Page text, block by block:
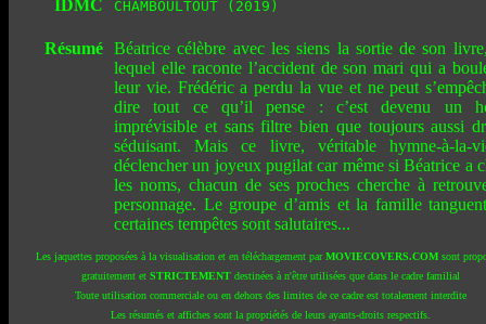
IDMC CHAMBOULTOUT (2019)
Résumé Béatrice célèbre avec les siens la sortie de son
lequel elle raconte l’accident de son mari qui a
leur vie. Frédéric a perdu la vue et ne peut
dire tout ce qu’il pense : c’est devenu un
imprévisible et sans filtre bien que toujours aussi
séduisant. Mais ce livre, véritable hymne-à-la-
déclencher un joyeux pugilat car même si Béatrice a
les noms, chacun de ses proches cherche à
personnage. Le groupe d’amis et la famille
certaines tempêtes sont salutaires...
Les jaquettes proposées à la visualisation et en téléchargement parMOVIECOVERS.COMsont
gratuitement et STRICTEMENTdestinées à n'être utilisées que dans le cadre familial
Toute utilisation commerciale ou en dehors des limites de ce cadre est totalement interdite
Les résumés et affiches sont la propriétés de leurs ayants-droits respectifs.